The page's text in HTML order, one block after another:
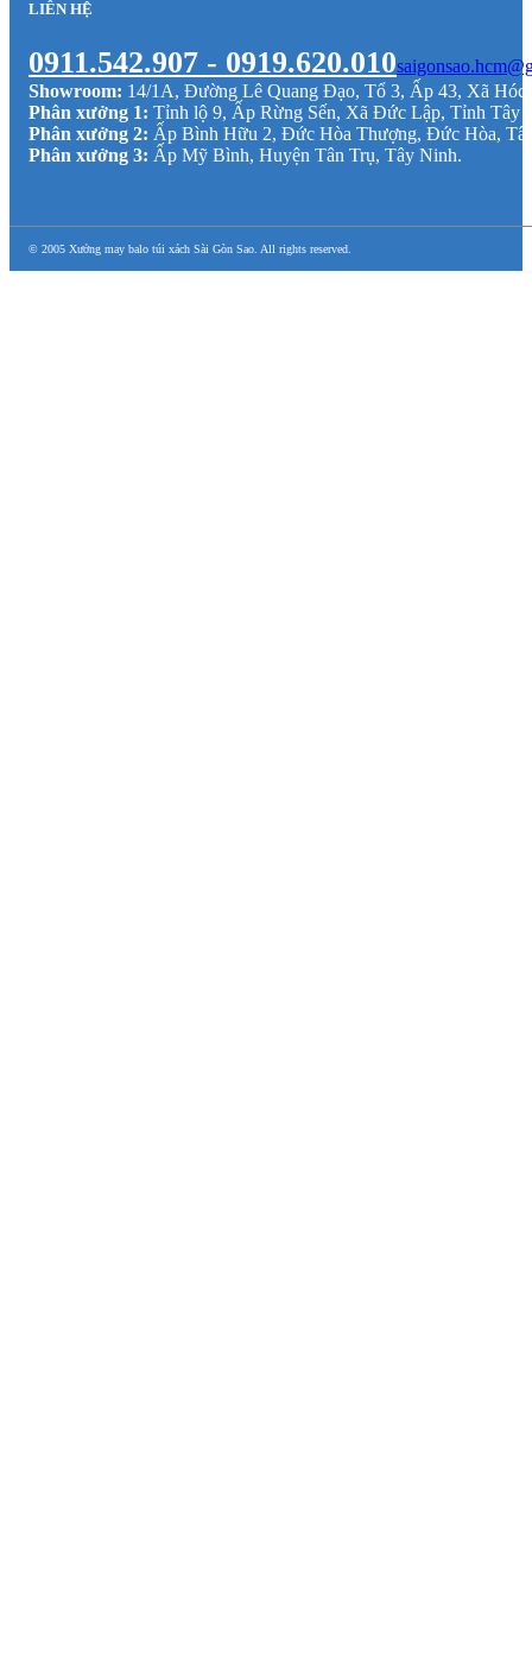
LIÊN HỆ
0911.542.907 - 0919.620.010
Showroom: 14/1A, Đường Lê Quang Đạo, Tổ 3, Ấp 43, Xã Hóc
Phân xưởng 1: Tỉnh lộ 9, Ấp Rừng Sến, Xã Đức Lập, Tỉnh Tây
Phân xưởng 2: Ấp Bình Hữu 2, Đức Hòa Thượng, Đức Hòa,
Phân xưởng 3: Ấp Mỹ Bình, Huyện Tân Trụ, Tây Ninh.
© 2005 Xưởng may balo túi xách Sài Gòn Sao. All rights reserved.